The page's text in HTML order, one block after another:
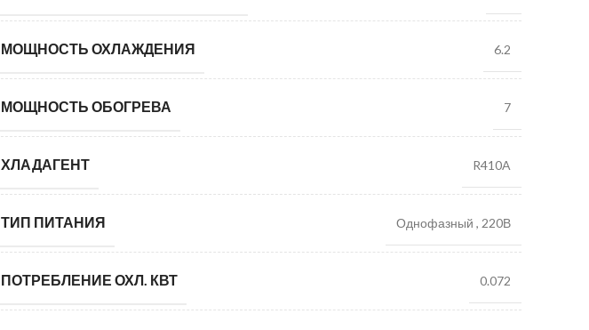
МОЩНОСТЬ ОХЛАЖДЕНИЯ 6.2
МОЩНОСТЬ ОБОГРЕВА 7
ХЛАДАГЕНТ R410A
ТИП ПИТАНИЯ Однофазный , 220В
ПОТРЕБЛЕНИЕ ОХЛ. КВТ 0.072